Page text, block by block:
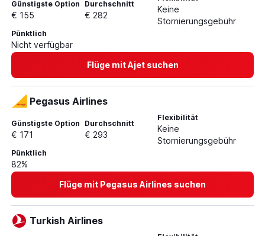
Flüge von Klagenfurt nach Hurghada
Flüge von Linz nach Kairo
Flüge von Innsbruck nach Sharm El-Sheikh
Flüge von Klagenfurt nach Marsa Alam
Flüge von Innsbruck nach Hurghada
Flüge von Linz nach Sharm El-Sheikh
Günstigste Option
€ 155
Durchschnitt
€ 282
Keine
Stornierungsgebühr
Pünktlich
Nicht verfügbar
Flüge mit Ajet suchen
Pegasus Airlines
Günstigste Option
€ 171
Durchschnitt
€ 293
Flexibilität
Keine
Stornierungsgebühr
Pünktlich
82%
Flüge mit Pegasus Airlines suchen
Turkish Airlines